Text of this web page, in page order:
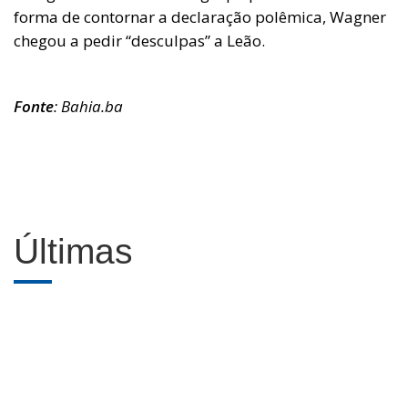
forma de contornar a declaração polêmica, Wagner
chegou a pedir “desculpas” a Leão.
Fonte: Bahia.ba
Últimas